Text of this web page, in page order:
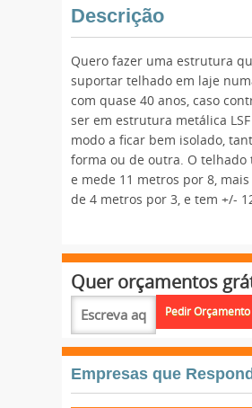
Descrição
Quero fazer uma estrutura
suportar telhado em laje
com quase 40 anos, caso
ser em estrutura metálica
modo a ficar bem isolado,
forma ou de outra. O telhado
e mede 11 metros por 8,
de 4 metros por 3, e tem +/-
Quer orçamentos
Empresas que